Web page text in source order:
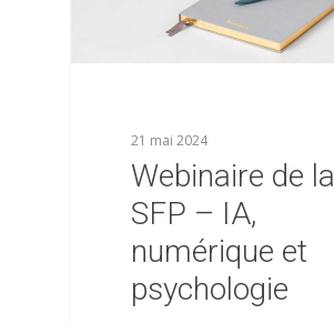
21 mai 2024
Webinaire de la
SFP – IA,
numérique et
psychologie